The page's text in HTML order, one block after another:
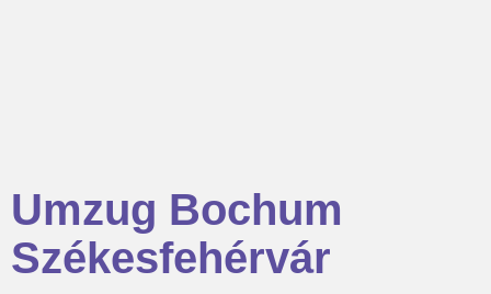
Umzug Bochum
Székesfehérvár